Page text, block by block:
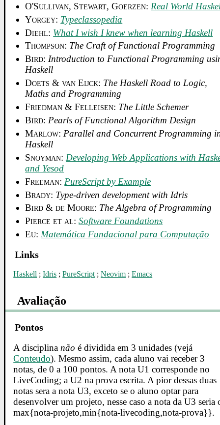
O'Sullivan, Stewart, Goerzen: Real World
Yorgey: Typeclassopedia
Diehl: What I wish I knew when learning Haskell
Thompson: The Craft of Functional Programming
Bird:Introduction to Functional Programming
Haskell
Doets & van Eijck: The Haskell Road to Logic,
Maths and Programming
Friedman & Felleisen: The Little Schemer
Bird: Pearls of Functional Algorithm Design
Marlow: Parallel and Concurrent Programming
Haskell
Snoyman: Developing Web Applications with
and Yesod
Freeman: PureScript by Example
Brady: Type-driven development with Idris
Bird & de Moore: The Algebra of Programming
Pierce et al:Software Foundations
Eu:Matemática Fundacional para Computação
Links
Haskell ;Idris ;PureScript ;Neovim ;Emacs
Avaliação
Pontos
A disciplina não é dividida em 3 unidades (vejá
Conteudo). Mesmo assim, cada aluno vai receber 3
notas, de 0 a 100 pontos. A nota U1 corresponde no
LiveCoding; a U2 na prova escrita. A pior dessas duas
notas sera a nota U3, exceto se o aluno optar para
desenvolver um projeto, nesse caso a nota da U3 seria
max{nota-projeto,min{nota-livecoding,nota-prova}}.